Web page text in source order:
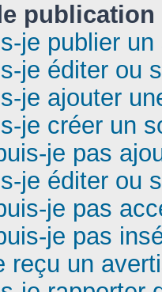
publication
je publier
je éditer ou
je ajouter
je créer un
je pas
je éditer ou
je pas
je pas
reçu un